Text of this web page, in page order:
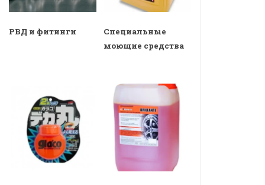
РВД и фитинги
Специальные
моющие средства